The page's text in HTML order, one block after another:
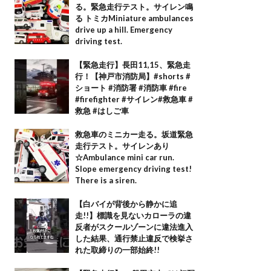
る。緊急走行テスト。サイレン鳴
る トミカMiniature ambulances
drive up a hill. Emergency
driving test.
【緊急走行】長田11,15、緊急走
行！【神戸市消防局】#shorts #
ショート #消防署 #消防車 #fire
#firefighter #サイレン#救急車 #
救急 #はしご車
救急車のミニカー走る。坂道緊急
走行テスト。サイレンあり
☆Ambulance mini car run.
Slope emergency driving test!
There is a siren.
【白バイが背後から静かに追
走!!】標識を見ないカローラの違
反者がスクールゾーンに違法進入
した結果、通行禁止違反で検挙さ
れた取締りの一部始終!!